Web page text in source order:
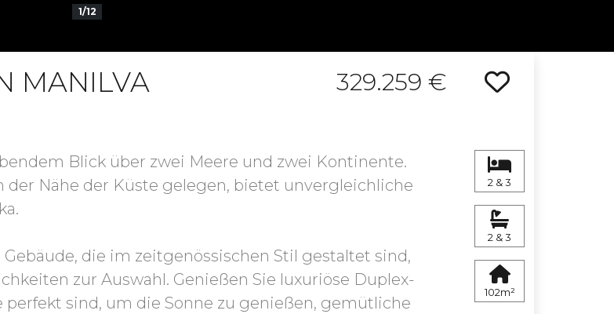
1/12
MANILVA 329.259 €
Blick über zwei Meere und zwei Kontinente.
der Nähe der Küste gelegen, bietet unvergleichliche
die im zeitgenössischen Stil gestaltet sind,
zur Auswahl. Genießen Sie luxuriöse Duplex-
sind, um die Sonne zu genießen, gemütliche
2 & 3
2 & 3
102m²